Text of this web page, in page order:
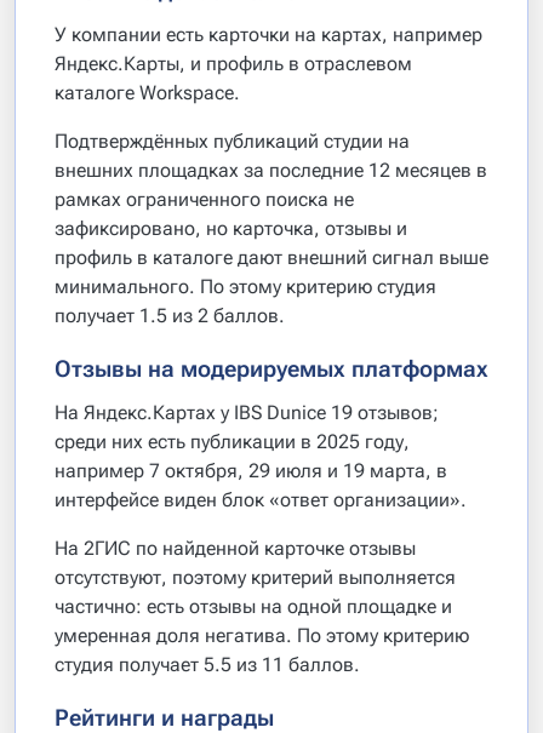
У компании есть карточки на картах, например
Яндекс.Карты, и профиль в отраслевом
каталоге Workspace.
Подтверждённых публикаций студии на
внешних площадках за последние 12 месяцев в
рамках ограниченного поиска не
зафиксировано, но карточка, отзывы и
профиль в каталоге дают внешний сигнал выше
минимального. По этому критерию студия
получает 1.5 из 2 баллов.
Отзывы на модерируемых платформах
На Яндекс.Картах у IBS Dunice 19 отзывов;
среди них есть публикации в 2025 году,
например 7 октября, 29 июля и 19 марта, в
интерфейсе виден блок «ответ организации».
На 2ГИС по найденной карточке отзывы
отсутствуют, поэтому критерий выполняется
частично: есть отзывы на одной площадке и
умеренная доля негатива. По этому критерию
студия получает 5.5 из 11 баллов.
Рейтинги и награды